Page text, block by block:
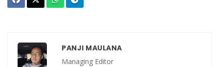
PANJI MAULANA
Managing Editor